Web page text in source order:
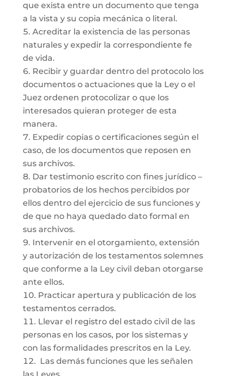
que exista entre un documento que tenga
a la vista y su copia mecánica o literal.
Acreditar la existencia de las personas
naturales y expedir la correspondiente fe
de vida.
Recibir y guardar dentro del protocolo los
documentos o actuaciones que la Ley o el
Juez ordenen protocolizar o que los
interesados quieran proteger de esta
manera.
Expedir copias o certificaciones según el
caso, de los documentos que reposen en
sus archivos.
Dar testimonio escrito con fines jurídico –
probatorios de los hechos percibidos por
ellos dentro del ejercicio de sus funciones y
de que no haya quedado dato formal en
sus archivos.
Intervenir en el otorgamiento, extensión
y autorización de los testamentos solemnes
que conforme a la Ley civil deban otorgarse
ante ellos.
Practicar apertura y publicación de los
testamentos cerrados.
Llevar el registro del estado civil de las
personas en los casos, por los sistemas y
con las formalidades prescritos en la Ley.
Las demás funciones que les señalen